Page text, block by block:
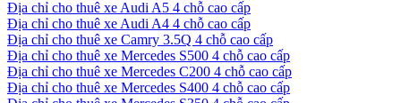
Địa chỉ cho thuê xe Audi A5 4 chỗ cao cấp
Địa chỉ cho thuê xe Audi A4 4 chỗ cao cấp
Địa chỉ cho thuê xe Camry 3.5Q 4 chỗ cao cấp
Địa chỉ cho thuê xe Mercedes S500 4 chỗ cao cấp
Địa chỉ cho thuê xe Mercedes C200 4 chỗ cao cấp
Địa chỉ cho thuê xe Mercedes S400 4 chỗ cao cấp